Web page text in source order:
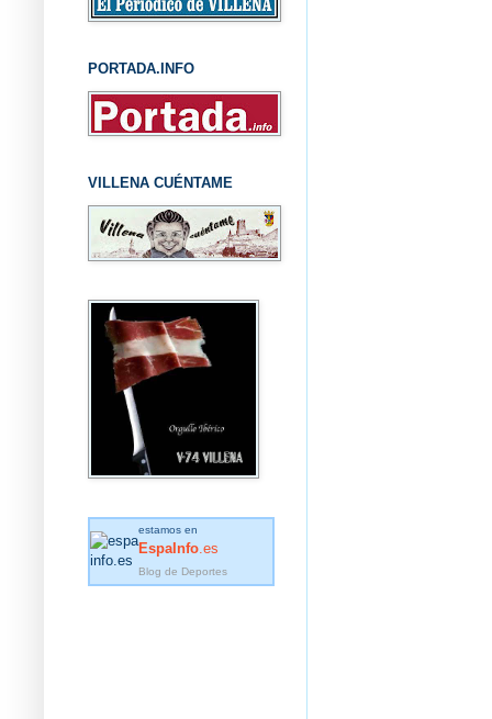
PORTADA.INFO
VILLENA CUÉNTAME
estamos en
EspaInfo .es
Blog de Deportes